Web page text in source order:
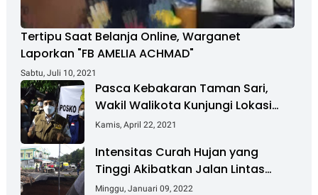
Tertipu Saat Belanja Online, Warganet
Laporkan "FB AMELIA ACHMAD"
Sabtu, Juli 10, 2021
Pasca Kebakaran Taman Sari,
Wakil Walikota Kunjungi Lokasi
Kebakaran Dan Salurkan Bantuan
Kamis, April 22, 2021
Intensitas Curah Hujan yang
Tinggi Akibatkan Jalan Lintas
Sumatera Nyaris Putus
Minggu, Januari 09, 2022